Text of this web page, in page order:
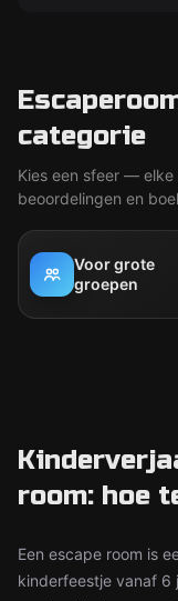
categorie
Kies een sfeer —
beoordelingen en
Voor grote
groepen
room: hoe
Een escape room is
kinderfeestje vanaf 6